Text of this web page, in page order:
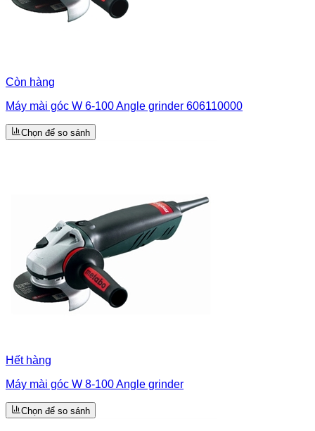
Còn hàng
Máy mài góc W 6-100 Angle grinder 606110000
Chọn để so sánh
Hết hàng
Máy mài góc W 8-100 Angle grinder
Chọn để so sánh